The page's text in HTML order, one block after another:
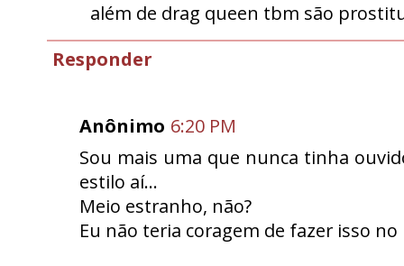
além de drag queen tbm são
Responder
Anônimo 6:20 PM
Sou mais uma que nunca tinha
estilo aí...
Meio estranho, não?
Eu não teria coragem de fazer isso